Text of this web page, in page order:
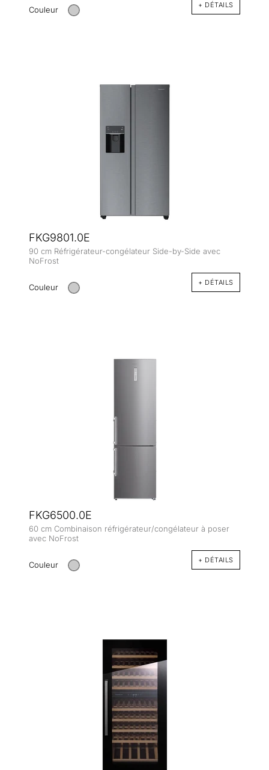
Couleur
+ DÉTAILS
FKG9801.0E
90 cm Réfrigérateur-congélateur Side-by-Side avec
NoFrost
Couleur + DÉTAILS
FKG6500.0E
60 cm Combinaison réfrigérateur/congélateur à poser
avec NoFrost
Couleur + DÉTAILS